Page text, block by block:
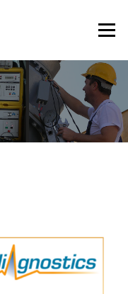
Menü